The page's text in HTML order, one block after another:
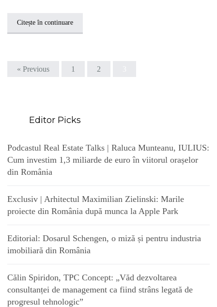
Citește în continuare
« Previous 1 2
Editor Picks
Podcastul Real Estate Talks | Raluca Munteanu, IULIUS:
Cum investim 1,3 miliarde de euro în viitorul orașelor
din România
Exclusiv | Arhitectul Maximilian Zielinski: Marile
proiecte din România după munca la Apple Park
Editorial: Dosarul Schengen, o miză și pentru industria
imobiliară din România
Călin Spiridon, TPC Concept: „Văd dezvoltarea
consultanței de management ca fiind strâns legată de
progresul tehnologic”